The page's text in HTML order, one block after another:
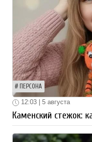
ПЕРСОНА
12:03 | 5 августа
Каменский стежок: